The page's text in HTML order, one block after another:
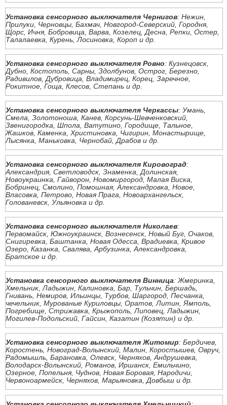
Установка сенсорного выключателя Чернигов: Нежин,
Прилуки, Черновцы, Бахмач, Новгород-Северский, Городня,
Щорс, Ичня, Бобровица, Варва, Козелец, Десна, Репки, Остер,
Талалаевка, Курень, Лосиновка, Короп и др.
Установка сенсорного выключателя Ровно: Кузнецовск,
Дубно, Костополь, Сарны, Здолбунов, Острог, Березно,
Радивилов, Дубровица, Владимирец, Корец, Заречное,
Рокитное, Гоща, Клесов, Степань и др.
Установка сенсорного выключателя Черкассы: Умань,
Смела, Золотоноша, Канев, Корсунь-Шевченковский,
Звенигородка, Шпола, Ватутино, Городище, Тальное,
Жашков, Каменка, Христиновка, Чигирин, Монастырище,
Лысянка, Маньковка, Чернобай, Драбов и др.
Установка сенсорного выключателя Кировоград:
Александрия, Светловодск, Знаменка, Долинская,
Новоукраинка, Гайворон, Новомиргород, Малая Виска,
Бобринец, Смолино, Помошная, Александровка, Новое,
Власовка, Петрово, Новая Прага, Новоархангельск,
Голованевск, Ульяновка и др.
Установка сенсорного выключателя Николаев:
Первомайск, Южноукраинск, Вознесенск, Новый Буг, Очаков,
Снигиревка, Баштанка, Новая Одесса, Врадиевка, Кривое
Озеро, Казанка, Свалява, Арбузинка, Александровка,
Братское и др.
Установка сенсорного выключателя Винница: Жмеринка,
Хмельник, Ладыжин, Калиновка, Бар, Тульчин, Бершадь,
Гнивань, Немиров, Ильинцы, Турбов, Шаргород, Песчанка,
чечельник, Мурованые Куриловцы, Оратов, Литин, Ямполь,
Погребище, Стрижавка, Крыжополь, Липовец, Ладыжин,
Могилев-Подольский, Гайсин, Казатин (Козятин) и др.
Установка сенсорного выключателя Житомир: Бердичев,
Коростень, Новоград-Волынский, Малин, Коростышев, Овруч,
Радомышль, Барановка, Олевск, Черняхов, Андрушевка,
Володарск-Волынский, Романов, Иршанск, Емильчино,
Озерное, Попельня, Чуднов, Новая Боровая, Народичи,
Червоноармейск, Черняхов, Марьяновка, Довбыш и др.